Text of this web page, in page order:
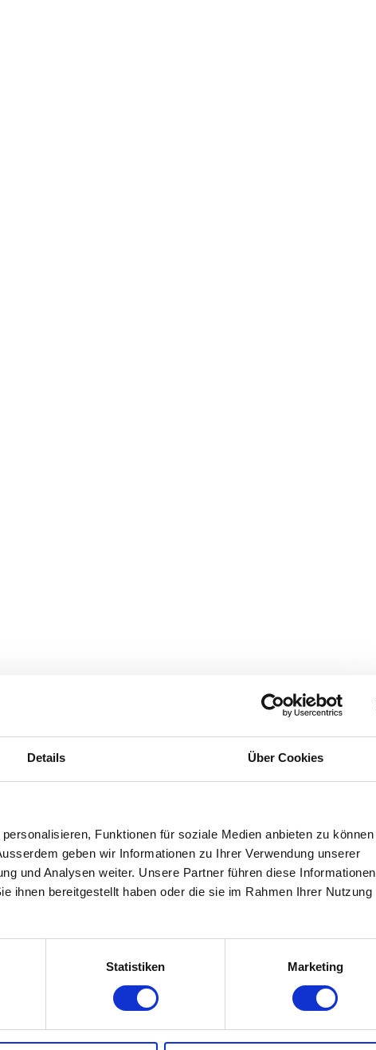
Details Über Cookies
Funktionen für soziale Medien anbieten zu können
geben wir Informationen zu Ihrer Verwendung unserer
und Analysen weiter. Unsere Partner führen diese Informationen
ihnen bereitgestellt haben oder die sie im Rahmen Ihrer Nutzung
Statistiken Marketing